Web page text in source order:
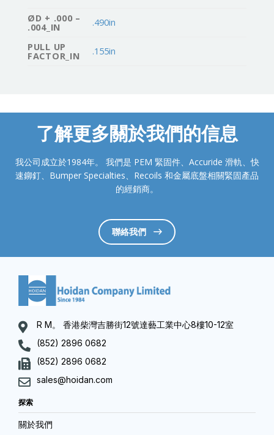
ØD + .000 –
.004_IN .490in
PULL UP
FACTOR_IN .155in
了解更多關於我們的信息
我公司成立於1984年。 我們是 PEM 緊固件、Accuride 滑軌、快
速鉚釘、Bumper Specialties、Recoils 和金屬底盤相關緊固產品
的經銷商。
聯絡我們
R M。 香港柴灣吉勝街12號達藝工業中心8樓10-12室
(852) 2896 0682
(852) 2896 0682
sales@hoidan.com
探索
關於我們